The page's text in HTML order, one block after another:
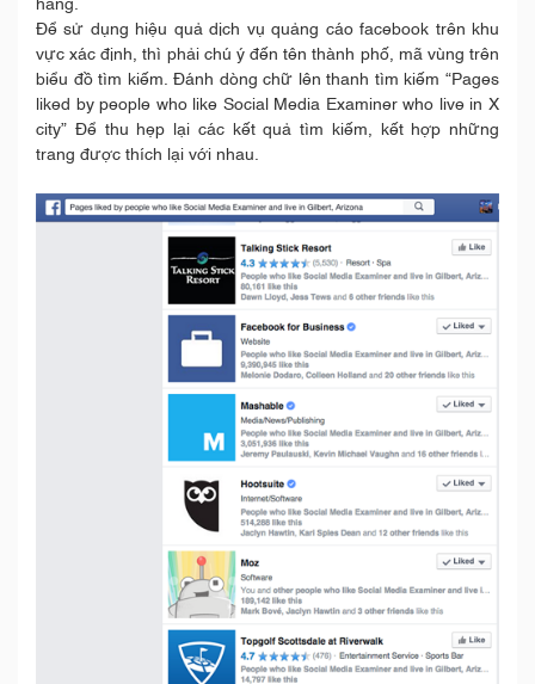
hàng.
Để sử dụng hiệu quả dịch vụ quảng cáo facebook trên khu
vực xác định, thì phải chú ý đến tên thành phố, mã vùng trên
biểu đồ tìm kiếm. Đánh dòng chữ lên thanh tìm kiếm “Pages
liked by people who like Social Media Examiner who live in X
city” Để thu hẹp lại các kết quả tìm kiếm, kết hợp những
trang được thích lại với nhau.